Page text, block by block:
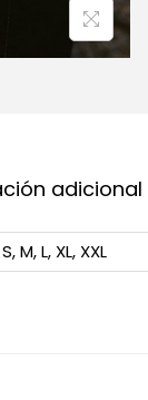
adicional
S,M,L, XL, XXL